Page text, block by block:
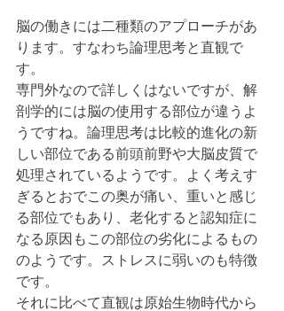
脳の働きには二種類のアプローチがあ
ります。すなわち論理思考と直観で
す。
専門外なので詳しくはないですが、解
剖学的には脳の使用する部位が違うよ
うですね。論理思考は比較的進化の新
しい部位である前頭前野や大脳皮質で
処理されているようです。よく考えす
ぎるとおでこの奥が痛い、重いと感じ
る部位でもあり、老化すると認知症に
なる原因もこの部位の劣化によるもの
のようです。ストレスに弱いのも特徴
です。
それに比べて直観は原始生物時代から